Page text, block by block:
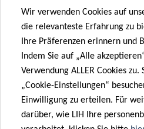
LIH-
werden durch
den Pelican
Grant
gefördert
Europa startet
CancerWatch:
Verbesserung
der Qualität
und Aktualität
Wir verwenden Cookies auf
die relevanteste Erfahrung zu
Ihre Präferenzen erinnern und
Indem Sie auf „Alle
Verwendung ALLER Cookies
„Cookie-Einstellungen“
Einwilligung zu erteilen. Für
darüber, wie LIH Ihre